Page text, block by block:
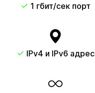
1 гбит/сек порт
IPv4 и IPv6 адрес